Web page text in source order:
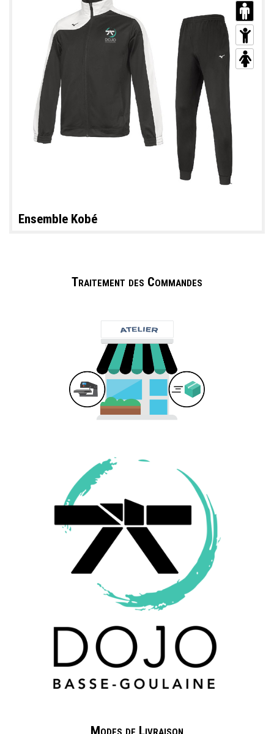
Ensemble Kobé
Traitement des Commandes
Modes de Livraison